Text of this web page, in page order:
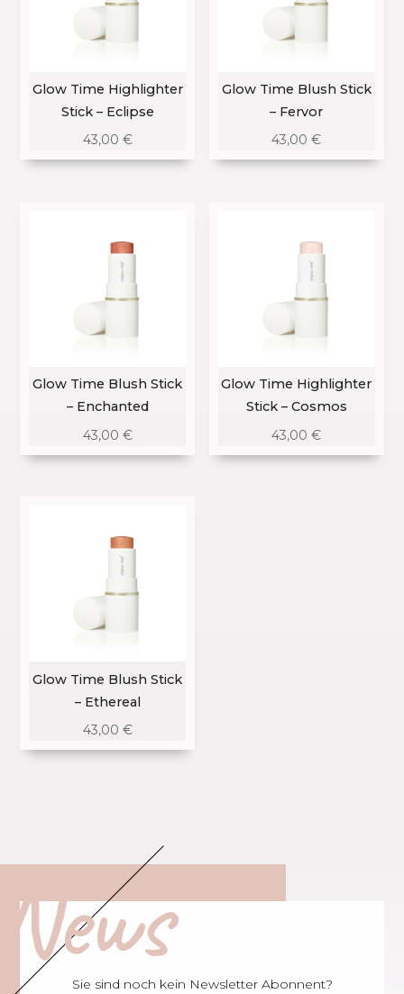
Glow Time Highlighter
Stick – Eclipse
43,00 €
Glow Time Blush Stick
– Fervor
43,00€
Glow Time Blush Stick
– Enchanted
43,00 €
Glow Time Highlighter
Stick – Cosmos
43,00€
Glow Time Blush Stick
– Ethereal
43,00 €
Sie sind noch kein Newsletter Abonnent?